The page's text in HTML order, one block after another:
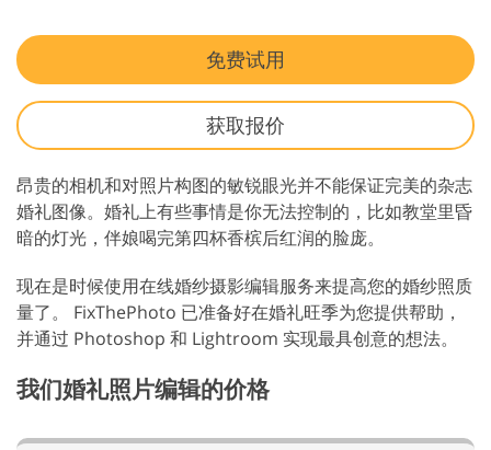
免费试用
获取报价
昂贵的相机和对照片构图的敏锐眼光并不能保证完美的杂志
婚礼图像。婚礼上有些事情是你无法控制的，比如教堂里昏
暗的灯光，伴娘喝完第四杯香槟后红润的脸庞。
现在是时候使用在线婚纱摄影编辑服务来提高您的婚纱照质
量了。 FixThePhoto 已准备好在婚礼旺季为您提供帮助，
并通过 Photoshop 和 Lightroom 实现最具创意的想法。
我们婚礼照片编辑的价格